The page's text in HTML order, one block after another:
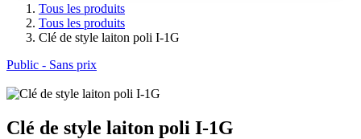
Tous les produits
Tous les produits
Clé de style laiton poli I-1G
Public - Sans prix
Clé de style laiton poli I-1G